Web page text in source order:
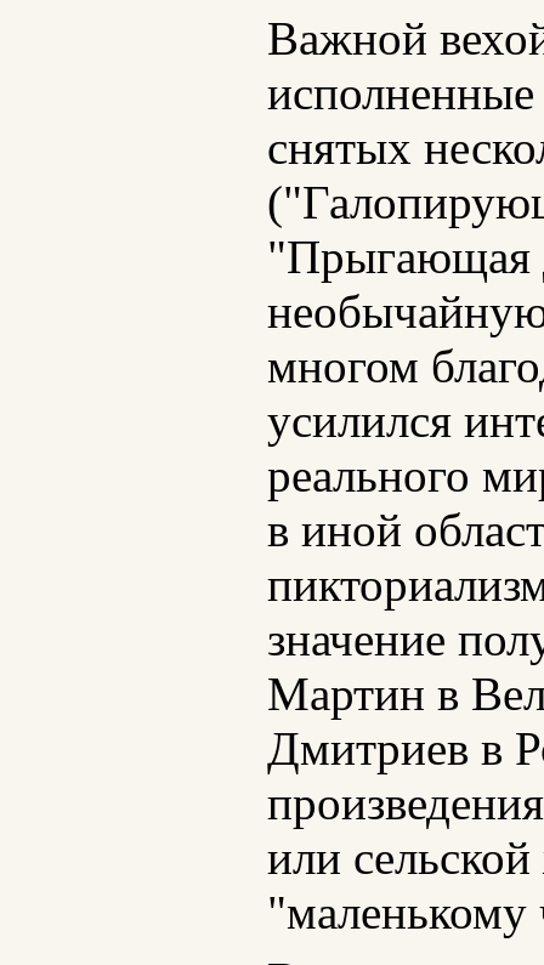
Важной
снятых
"Прыгающая
многом
усилился
реального
в иной
значение
Мартин в
Дмитриев в
или
"маленькому